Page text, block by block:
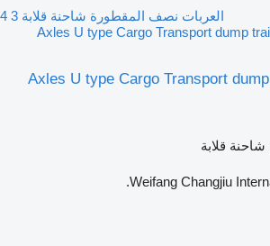
العربات نصف المقطورة شاحنة قلابة 3 4
Axles U type Cargo Transport dump
3 4 Axles U type Cargo Transport
قلابة
Weifang Changjiu